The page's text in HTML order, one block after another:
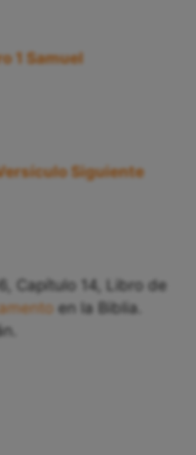
1 Samuel
Siguiente
Capítulo 14, Libro de
en la Biblia.